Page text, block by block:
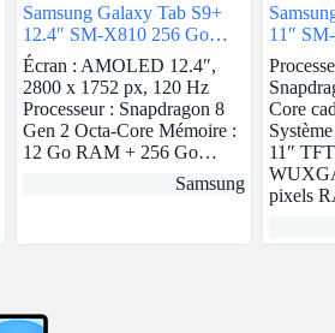
Samsung Galaxy Tab S9+
12.4″ SM-X810 256 Go
Anthracite Wi-Fi
Écran : AMOLED 12.4″,
2800 x 1752 px, 120 Hz
Processeur : Snapdragon 8
Gen 2 Octa-Core Mémoire :
12 Go RAM + 256 Go…
Samsung
11″
Core
11″
pixels